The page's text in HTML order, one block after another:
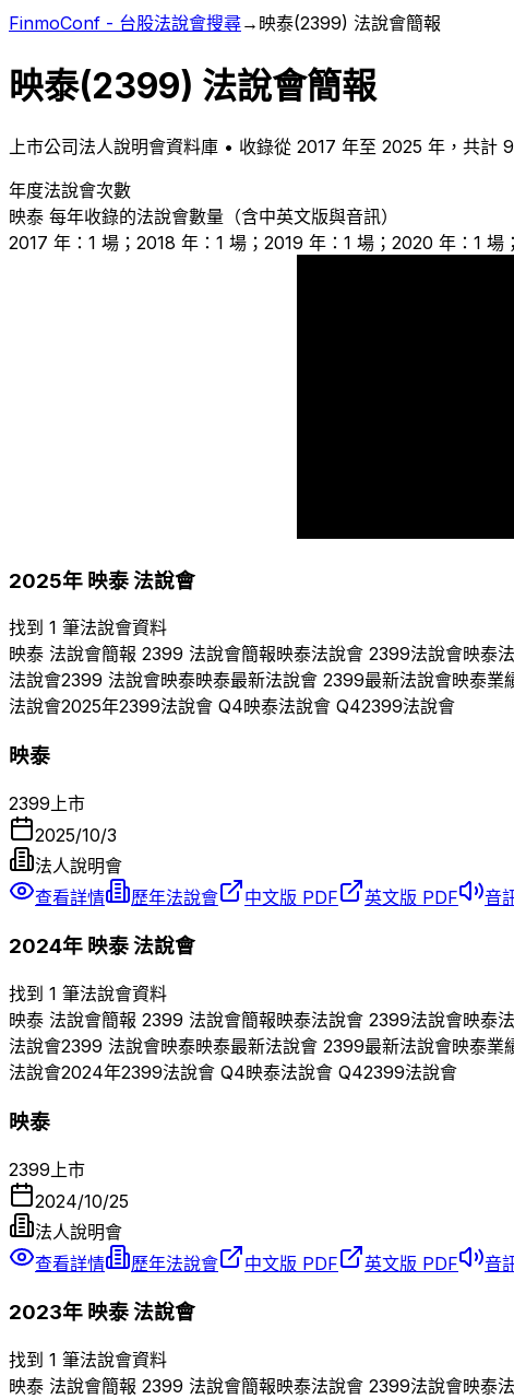
FinmoConf - 台股法說會搜尋→ 映泰(2399) 法說會簡報
映泰(2399) 法說會簡報
上市公司法人說明會資料庫 • 收錄從 2017 年至 2025 年，共計 9
年度法說會次數
映泰 每年收錄的法說會數量（含中英文版與音訊）
2017 年：1 場；2018 年：1 場；2019 年：1 場；2020 年：1
2025年 映泰法說會
找到 1 筆法說會資料
映泰 法說會簡報 2399 法說會簡報映泰法說會 2399法說會映泰
法說會2399 法說會映泰映泰最新法說會 2399最新法說會映泰業
法說會2025年2399法說會 Q4映泰法說會 Q42399法說會
映泰
2399 上市
2025/10/3
法人說明會
查看詳情
歷年法說會 中文版 PDF 英文版 PDF 音
2024年 映泰法說會
找到 1 筆法說會資料
映泰 法說會簡報 2399 法說會簡報映泰法說會 2399法說會映泰
法說會2399 法說會映泰映泰最新法說會 2399最新法說會映泰業
法說會2024年2399法說會 Q4映泰法說會 Q42399法說會
映泰
2399 上市
2024/10/25
法人說明會
查看詳情
歷年法說會 中文版 PDF 英文版 PDF 音
2023年 映泰法說會
找到 1 筆法說會資料
映泰 法說會簡報 2399 法說會簡報映泰法說會 2399法說會映泰